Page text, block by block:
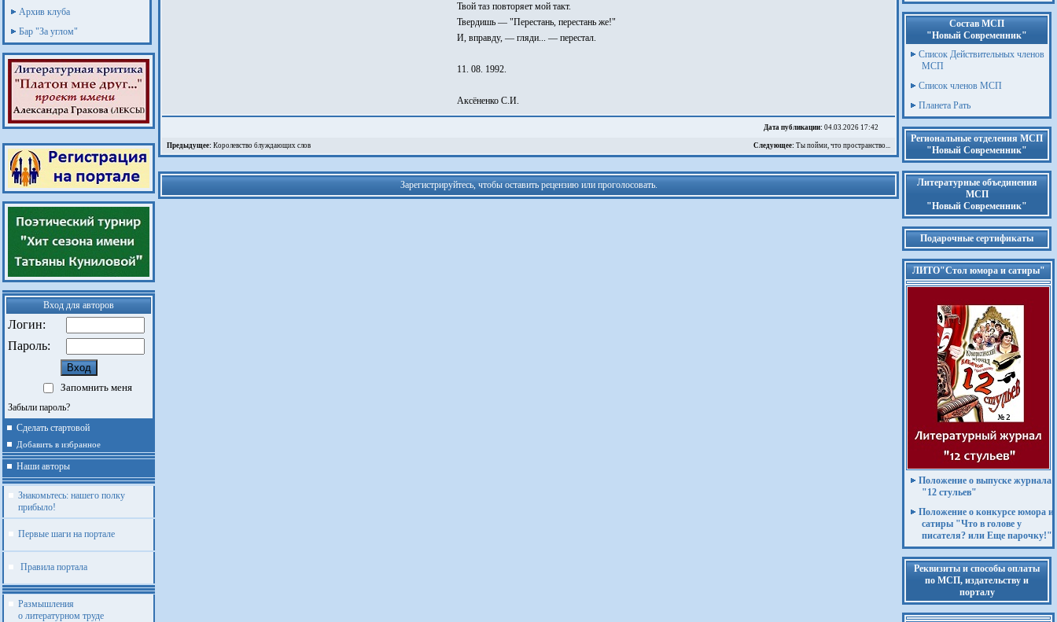
Архив клуба
Бар "За углом"
Вход для авторов
Логин:
Пароль:
Запомнить меня
Забыли пароль?
Сделать стартовой
Добавить в избранное
Наши авторы
Знакомьтесь: нашего полку
прибыло!
Первые шаги на портале
Правила портала
Размышления
о литературном труде
Твой таз повторяет мой такт.
Твердишь — "Перестань, перестань же!"
И, вправду, — гляди... — перестал.
11. 08. 1992.
Аксёненко С.И.
Дата публикации: 04.03.2026 17:42
Предыдущее: Королевство блуждающих слов Следующее: Ты пойми, что пространство...
Зарегистрируйтесь, чтобы оставить рецензию или проголосовать.
Состав МСП
"Новый Современник"
Список Действительных членов
МСП
Список членов МСП
Планета Рать
Региональные отделения МСП
"Новый Современник"
Литературные объединения
МСП
"Новый Современник"
Подарочные сертификаты
ЛИТО"Стол юмора и сатиры"
Положение о выпуске журнала
"12 стульев"
Положение о конкурсе юмора и
сатиры "Что в голове у
писателя? или Еще парочку!"
Реквизиты и способы оплаты
по МСП, издательству и
порталу